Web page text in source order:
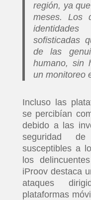
región, ya
meses. Los
sofisticadas
de las
humano, sin
un monitoreo
Incluso las
se percibían
debido a las
seguridad
susceptibles a
los
iProov destaca
ataques
plataformas